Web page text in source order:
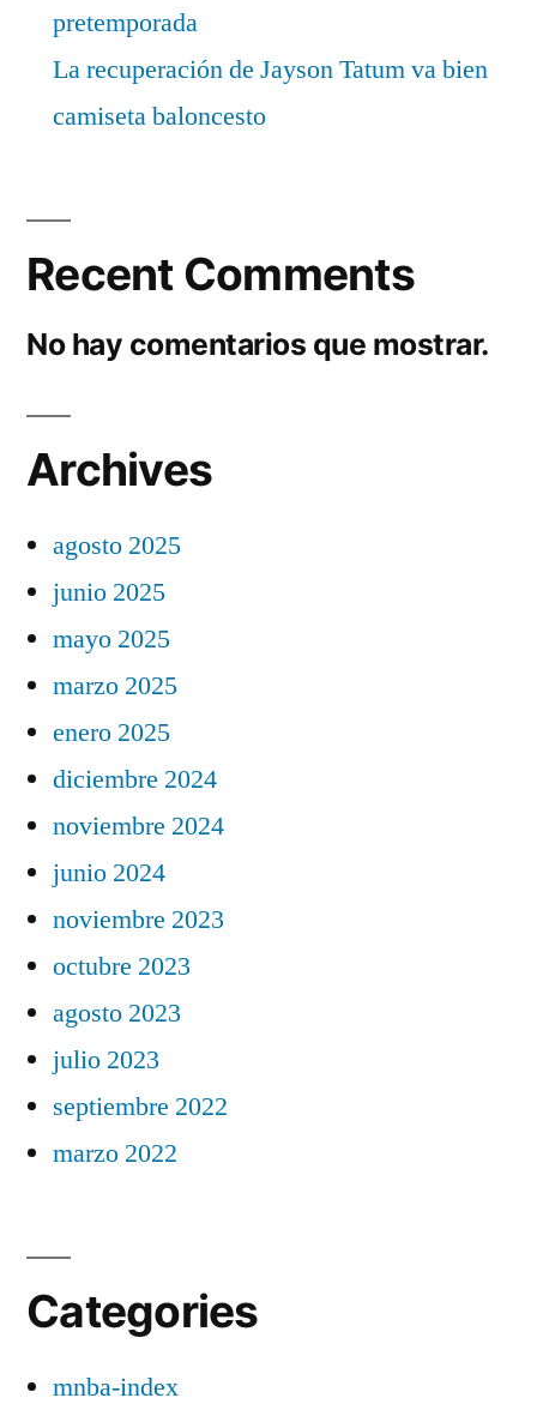
pretemporada
La recuperación de Jayson Tatum va bien
camiseta baloncesto
Recent Comments
No hay comentarios que mostrar.
Archives
agosto 2025
junio 2025
mayo 2025
marzo 2025
enero 2025
diciembre 2024
noviembre 2024
junio 2024
noviembre 2023
octubre 2023
agosto 2023
julio 2023
septiembre 2022
marzo 2022
Categories
mnba-index